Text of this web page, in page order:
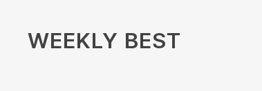
WEEKLY BEST